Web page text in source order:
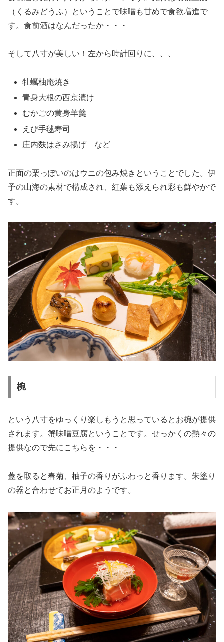
（くるみどうふ）ということで味噌も甘めで食欲増進で
す。食前酒はなんだったか・・・
そして八寸が美しい！左から時計回りに、、、
牡蠣柚庵焼き
青身大根の西京漬け
むかごの黄身羊羹
えび手毬寿司
庄内麩はさみ揚げ など
正面の栗っぽいのはウニの包み焼きということでした。伊
予の山海の素材で構成され、紅葉も添えられ彩も鮮やかで
す。
椀
という八寸をゆっくり楽しもうと思っているとお椀が提供
されます。蟹味噌豆腐ということです。せっかくの熱々の
提供なので先にこちらを・・・
蓋を取ると春菊、柚子の香りがふわっと香ります。朱塗り
の器と合わせてお正月のようです。